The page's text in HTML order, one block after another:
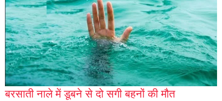
बरसाती नाले में डूबने से दो सगी बहनों की मौत